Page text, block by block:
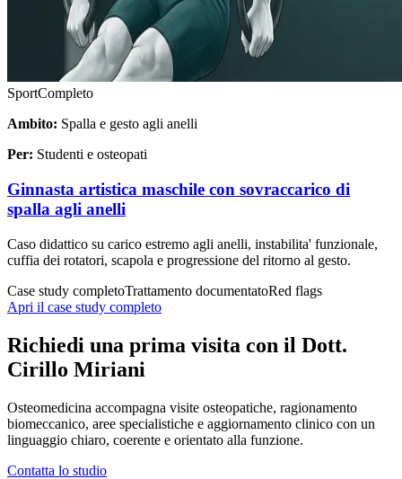
SportCompleto
Ambito: Spalla e gesto agli anelli
Per: Studenti e osteopati
Ginnasta artistica maschile con sovraccarico di
spalla agli anelli
Caso didattico su carico estremo agli anelli, instabilita' funzionale,
cuffia dei rotatori, scapola e progressione del ritorno al gesto.
Case study completoTrattamento documentatoRed flags
Apri il case study completo
Richiedi una prima visita con il Dott.
Cirillo Miriani
Osteomedicina accompagna visite osteopatiche, ragionamento
biomeccanico, aree specialistiche e aggiornamento clinico con un
linguaggio chiaro, coerente e orientato alla funzione.
Contatta lo studio